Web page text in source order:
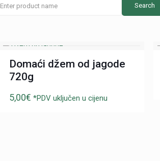
Domaći džem od jagode
720g
5,00€ *PDV uključen u cijenu